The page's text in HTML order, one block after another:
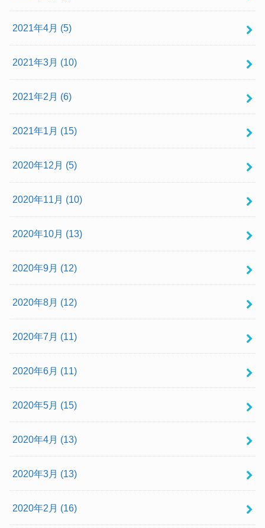
2021年4月 (5)
2021年3月 (10)
2021年2月 (6)
2021年1月 (15)
2020年12月 (5)
2020年11月 (10)
2020年10月 (13)
2020年9月 (12)
2020年8月 (12)
2020年7月 (11)
2020年6月 (11)
2020年5月 (15)
2020年4月 (13)
2020年3月 (13)
2020年2月 (16)